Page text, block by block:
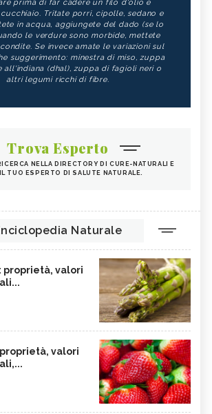
prima di far cadere un filo d'olio e
Tritate porri, cipolle, sedano e
in acqua, aggiungete del dado (se lo
le verdure sono morbide, mettete
Se invece amate le variazioni sul
suggerimento: minestra di miso, zuppa
all'indiana (dhal), zuppa di fagioli neri o
altri legumi ricchi di fibre.
Trova Esperto
NELLA DIRECTORY DI CURE-NATURALI E
TUO ESPERTO DI SALUTE NATURALE.
Naturale
proprietà, valori
valori